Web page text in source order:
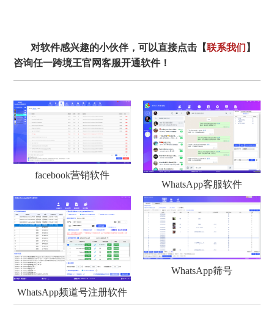
对软件感兴趣的小伙伴，可以直接点击【联系我们 】
咨询任一跨境王官网客服开通软件！
facebook营销软件
WhatsApp客服软件
WhatsApp频道号注册软件
WhatsApp筛号